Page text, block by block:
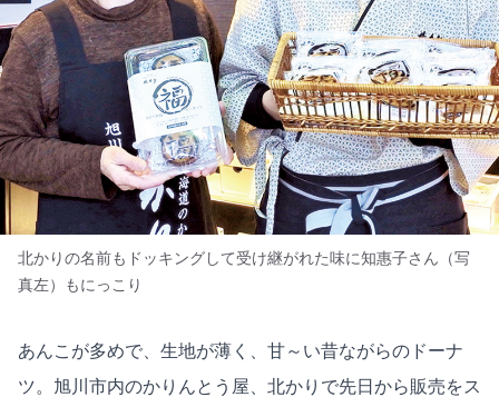
北かりの名前もドッキングして受け継がれた味に知惠子さん（写
真左）もにっこり
あんこが多めで、生地が薄く、甘～い昔ながらのドーナ
ツ。旭川市内のかりんとう屋、北かりで先日から販売をス